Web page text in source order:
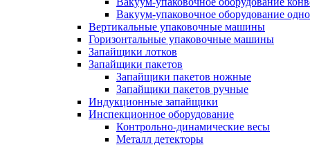
Вакуум-упаковочное оборудование
Вертикальные упаковочные машины
Горизонтальные упаковочные машины
Запайщики лотков
Запайщики пакетов
Запайщики пакетов ножные
Запайщики пакетов ручные
Индукционные запайщики
Инспекционное оборудование
Контрольно-динамические весы
Металл детекторы